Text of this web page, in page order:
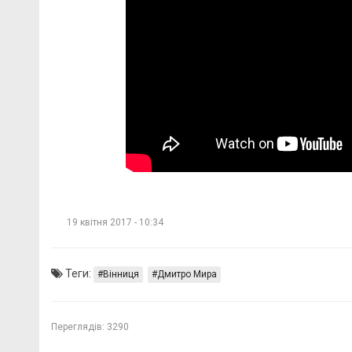
19 квітня 2017 - 10:34
Теги: Вінниця Дмитро Мира
Переглядів: 3290